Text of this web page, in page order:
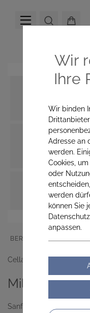
BERUHIGEND
Cella Apotheke
Mildes
Sanft reinigen. Spürbar
Wir
Ihre
Wir binden
Adresse an
werden.
Cookies,
oder
werden
können Sie
anpassen.